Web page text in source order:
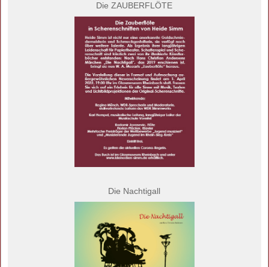
Die ZAUBERFLÖTE
Die Nachtigall